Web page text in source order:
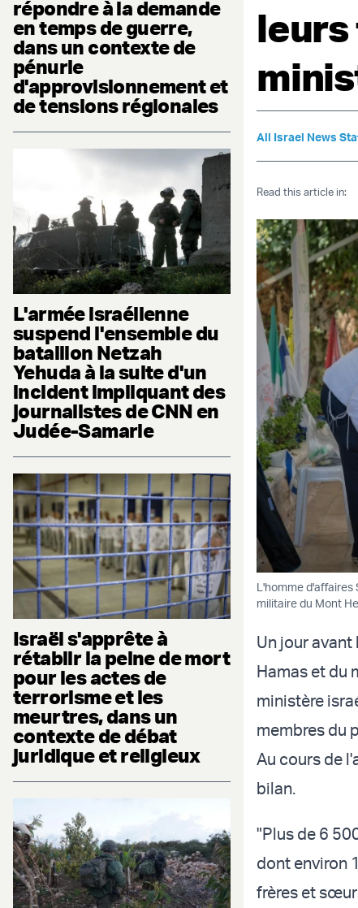
répondre à la demande
en temps de guerre,
dans un contexte de
pénurie
d'approvisionnement et
de tensions régionales
L'armée israélienne
suspend l'ensemble du
bataillon Netzah
Yehuda à la suite d'un
incident impliquant des
journalistes de CNN en
Judée-Samarie
Israël s'apprête à
rétablir la peine de mort
pour les actes de
terrorisme et les
meurtres, dans un
contexte de débat
juridique et religieux
leurs
All Israel News
Read this article in:
L'homme
militaire du Mont
Un jour avant
Hamas et du
ministère
membres du
Au cours de
bilan.
"Plus de 6
dont environ
frères et